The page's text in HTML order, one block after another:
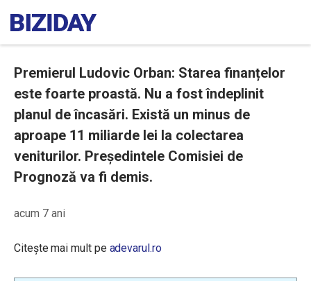
Premierul Ludovic Orban: Starea finanțelor
este foarte proastă. Nu a fost îndeplinit
planul de încasări. Există un minus de
aproape 11 miliarde lei la colectarea
veniturilor. Președintele Comisiei de
Prognoză va fi demis.
acum 7 ani
Citește mai mult pe adevarul.ro